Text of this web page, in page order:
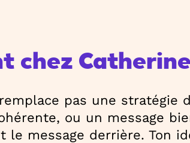
chez Catherine
pas une stratégie
ou un message
le message derrière. Ton